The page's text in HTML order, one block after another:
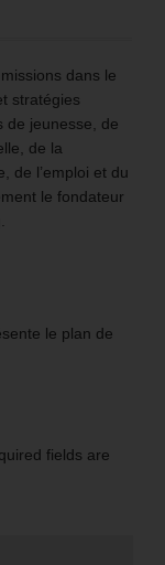
dans le
stratégies
de jeunesse, de
de la
de l’emploi et du
le fondateur
le plan de
fields are